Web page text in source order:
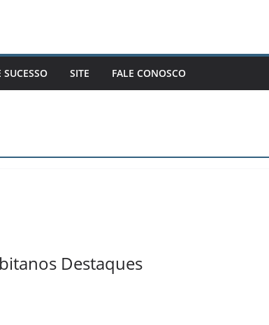
SUCESSO SITE FALE CONOSCO
Destaques